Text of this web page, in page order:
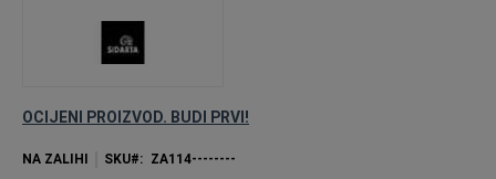
OCIJENI PROIZVOD. BUDI PRVI!
NA ZALIHI SKU ZA114--------